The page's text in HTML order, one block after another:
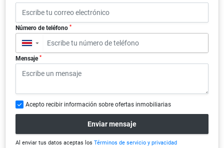
Número de teléfono *
▼
Mensaje *
Acepto recibir información sobre ofertas inmobiliarias
Enviar mensaje
Al enviar tus datos aceptas los Términos de servicio y privacidad